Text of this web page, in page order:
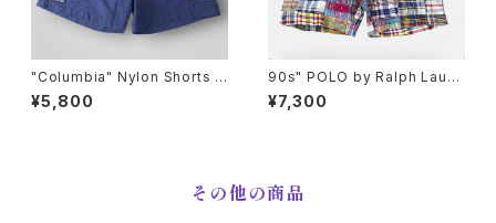
"Columbia" Nylon Shorts コ
ロンビア ナイロン 水陸両用 シ
ョートパンツ [M]
¥5,800
90s" POLO by Ralph Laure
n" Patch Work PROSPECT
SHORTS ポロラルフローレン
¥7,300
その他の商品